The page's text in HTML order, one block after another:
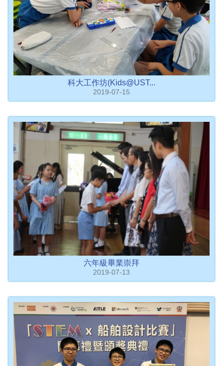
科大工作坊(Kids@UST...
2019-07-15
六年級畢業崇拜
2019-07-13